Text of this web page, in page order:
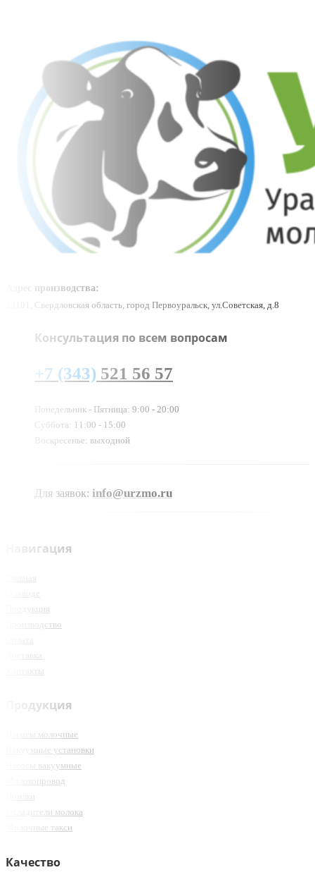
Адрес производства:
23101, Свердловская область, город Первоуральск, ул.Советская, д.8
Консультация по всем вопросам
+7 (343) 521 56 57
Понедельник - Пятница: 9:00 - 20:00
Суббота: 11:00 - 15:00
Воскресенье: выходной
Для заявок: info@urzmo.ru
Навигация
Главная
О заводе
Продукция
Производство
Доставка
Контакты
Продукция
Насосы молочные
Вакуумные установки
Насосы вакуумные
Молокопровод
Охладители молока
Молочные такси
Качество